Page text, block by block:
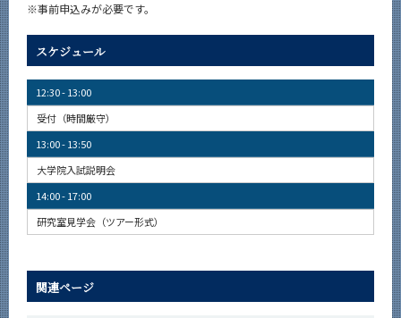
※事前申込みが必要です。
スケジュール
12:30 - 13:00
受付（時間厳守）
13:00 - 13:50
大学院入試説明会
14:00 - 17:00
研究室見学会（ツアー形式）
関連ページ